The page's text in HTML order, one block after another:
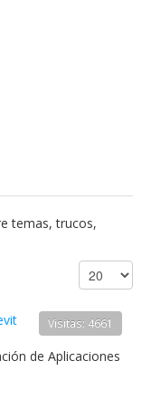
temas, trucos,
Visitas: 4661
de Aplicaciones